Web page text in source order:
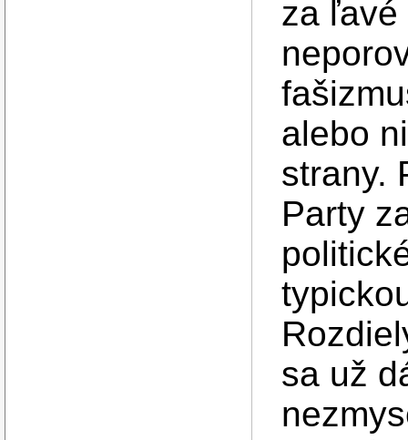
za ľavé
alebo
strany.
Party
sa už